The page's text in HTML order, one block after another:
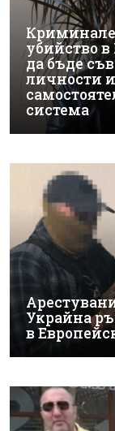
убийство
да бъде
личности
система
Украйна
в